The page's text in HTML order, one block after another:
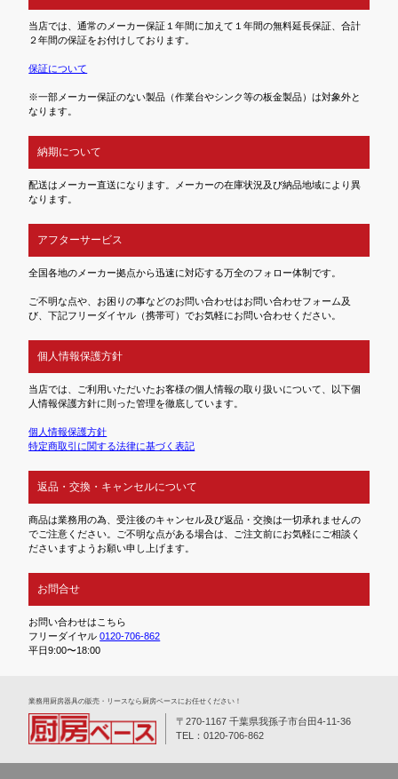
当店では、通常のメーカー保証１年間に加えて１年間の無料延長保証、合計
２年間の保証をお付けしております。
保証について
※一部メーカー保証のない製品（作業台やシンク等の板金製品）は対象外と
なります。
納期について
配送はメーカー直送になります。メーカーの在庫状況及び納品地域により異
なります。
アフターサービス
全国各地のメーカー拠点から迅速に対応する万全のフォロー体制です。
ご不明な点や、お困りの事などのお問い合わせはお問い合わせフォーム及
び、下記フリーダイヤル（携帯可）でお気軽にお問い合わせください。
個人情報保護方針
当店では、ご利用いただいたお客様の個人情報の取り扱いについて、以下個
人情報保護方針に則った管理を徹底しています。
個人情報保護方針
特定商取引に関する法律に基づく表記
返品・交換・キャンセルについて
商品は業務用の為、受注後のキャンセル及び返品・交換は一切承れませんの
でご注意ください。ご不明な点がある場合は、ご注文前にお気軽にご相談く
ださいますようお願い申し上げます。
お問合せ
お問い合わせはこちら
フリーダイヤル0120-706-862
平日9:00〜18:00
業務⽤厨房器具の販売・リースなら厨房ベースにお任せください！
〒270-1167 千葉県我孫子市台田4-11-36
TEL：0120-706-862